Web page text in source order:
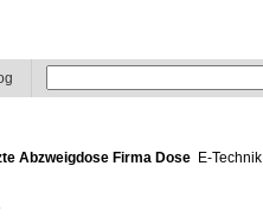
Abzweigdose Firma DoseE-Technik